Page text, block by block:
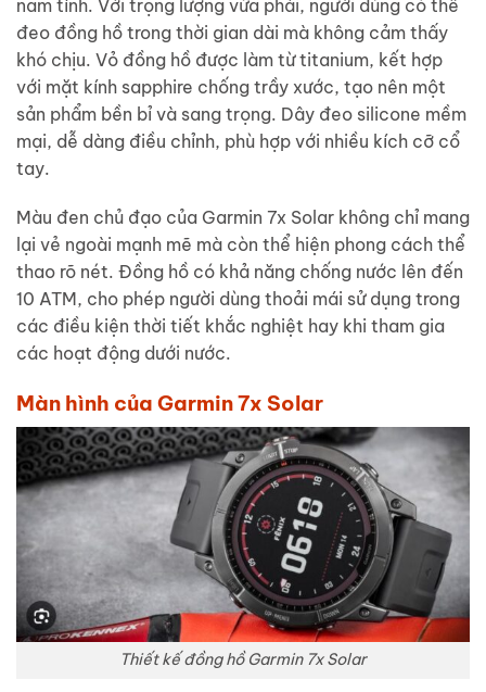
nam tính. Với trọng lượng vừa phải, người dùng có thể
đeo đồng hồ trong thời gian dài mà không cảm thấy
khó chịu. Vỏ đồng hồ được làm từ titanium, kết hợp
với mặt kính sapphire chống trầy xước, tạo nên một
sản phẩm bền bỉ và sang trọng. Dây đeo silicone mềm
mại, dễ dàng điều chỉnh, phù hợp với nhiều kích cỡ cổ
tay.
Màu đen chủ đạo của Garmin 7x Solar không chỉ mang
lại vẻ ngoài mạnh mẽ mà còn thể hiện phong cách thể
thao rõ nét. Đồng hồ có khả năng chống nước lên đến
10 ATM, cho phép người dùng thoải mái sử dụng trong
các điều kiện thời tiết khắc nghiệt hay khi tham gia
các hoạt động dưới nước.
Màn hình của Garmin 7x Solar
Thiết kế đồng hồ Garmin 7x Solar